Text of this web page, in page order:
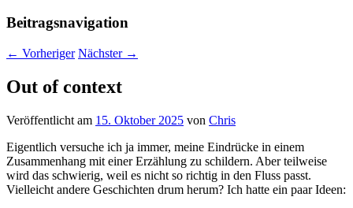
Beitragsnavigation
← Vorheriger Nächster →
Out of context
Veröffentlicht am 15. Oktober 2025 von Chris
Eigentlich versuche ich ja immer, meine Eindrücke in einem
Zusammenhang mit einer Erzählung zu schildern. Aber teilweise
wird das schwierig, weil es nicht so richtig in den Fluss passt.
Vielleicht andere Geschichten drum herum? Ich hatte ein paar Ideen: